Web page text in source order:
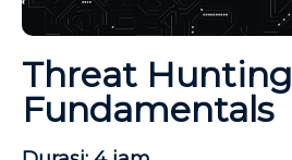
Threat Hunting
Fundamentals